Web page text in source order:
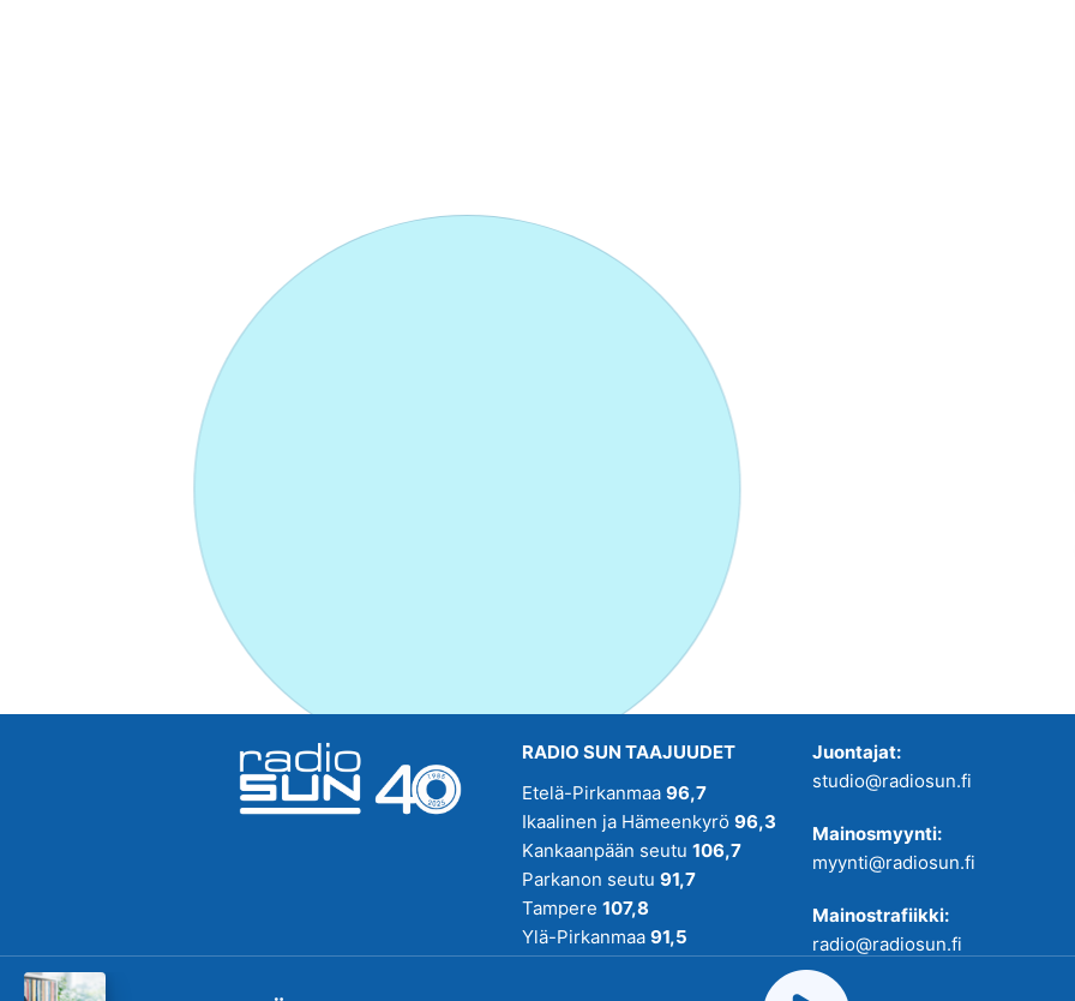
RADIO SUN TAAJUUDET
Etelä-Pirkanmaa 96,7
Ikaalinen ja Hämeenkyrö 96,3
Kankaanpään seutu 106,7
Parkanon seutu 91,7
Tampere 107,8
Ylä-Pirkanmaa 91,5
Pirmedioita.
Juontajat:
studio@radiosun.fi
Mainosmyynti:
myynti@radiosun.fi
Mainostrafiikki:
radio@radiosun.fi